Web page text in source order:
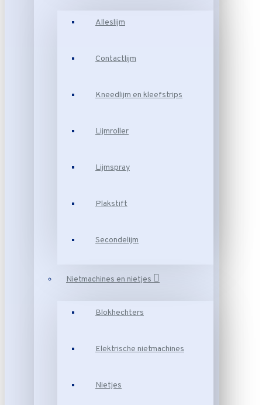
Alleslijm
Contactlijm
Kneedlijm en kleefstrips
Lijmroller
Lijmspray
Plakstift
Secondelijm
Nietmachines en nietjes
Blokhechters
Elektrische nietmachines
Nietjes